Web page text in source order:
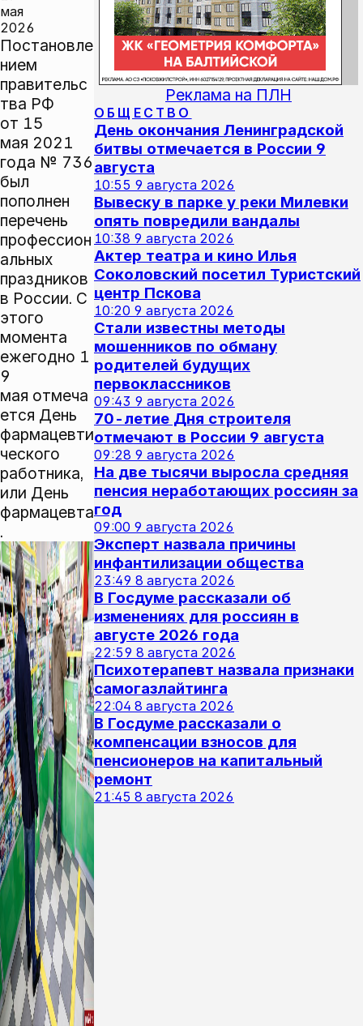
мая
2026
Постановле
нием
правительс
тва РФ
от 15
мая 2021
года № 736
был
пополнен
перечень
профессион
альных
праздников
в России. С
этого
момента
ежегодно 1
9
мая отмеча
ется День
фармацевти
ческого
работника,
или День
фармацевта
.
Реклама на ПЛН
ОБЩЕСТВО
День окончания Ленинградской
битвы отмечается в России 9
августа
10:55 9 августа 2026
Вывеску в парке у реки Милевки
опять повредили вандалы
10:38 9 августа 2026
Актер театра и кино Илья
Соколовский посетил Туристский
центр Пскова
10:20 9 августа 2026
Стали известны методы
мошенников по обману
родителей будущих
первоклассников
09:43 9 августа 2026
70-летие Дня строителя
отмечают в России 9 августа
09:28 9 августа 2026
На две тысячи выросла средняя
пенсия неработающих россиян за
год
09:00 9 августа 2026
Эксперт назвала причины
инфантилизации общества
23:49 8 августа 2026
В Госдуме рассказали об
изменениях для россиян в
августе 2026 года
22:59 8 августа 2026
Психотерапевт назвала признаки
самогазлайтинга
22:04 8 августа 2026
В Госдуме рассказали о
компенсации взносов для
пенсионеров на капитальный
ремонт
21:45 8 августа 2026